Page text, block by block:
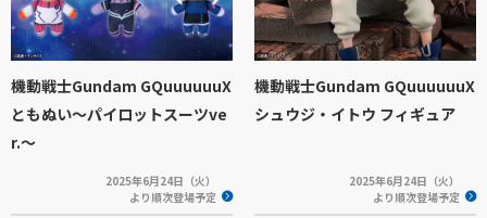
機動戦士Gundam GQuuuuuuX
ともぬい～パイロットスーツve
r.～
2025年6月24日（火）
より順次登場予定
機動戦士Gundam GQuuuuuuX
シュウジ・イトウ フィギュア
2025年6月24日（火）
より順次登場予定